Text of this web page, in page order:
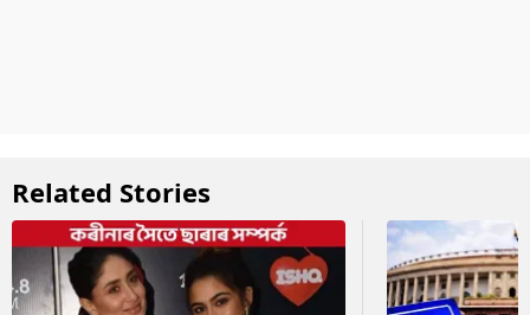
Related Stories